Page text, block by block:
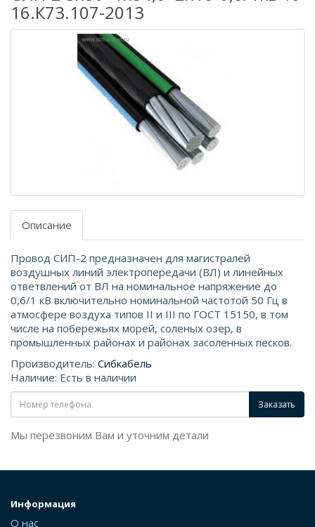
16.К73.107-2013
Описание
Провод СИП-2 предназначен для магистралей
воздушных линий электропередачи (ВЛ) и линейных
ответвлений от ВЛ на номинальное напряжение до
0,6/1 кВ включительно номинальной частотой 50 Гц в
атмосфере воздуха типов II и III по ГОСТ 15150, в том
числе на побережьях морей, соленых озер, в
промышленных районах и районах засоленных песков.
Производитель: Сибкабель
Наличие: Есть в наличии
Заказать
Мы перезвоним Вам и уточним детали
Информация
О нас